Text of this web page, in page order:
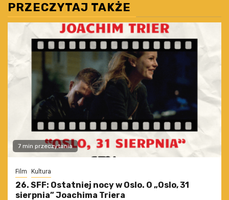
PRZECZYTAJ TAKŻE
7 min przeczytania
Film Kultura
26. SFF: Ostatniej nocy w Oslo. O „Oslo, 31
sierpnia” Joachima Triera